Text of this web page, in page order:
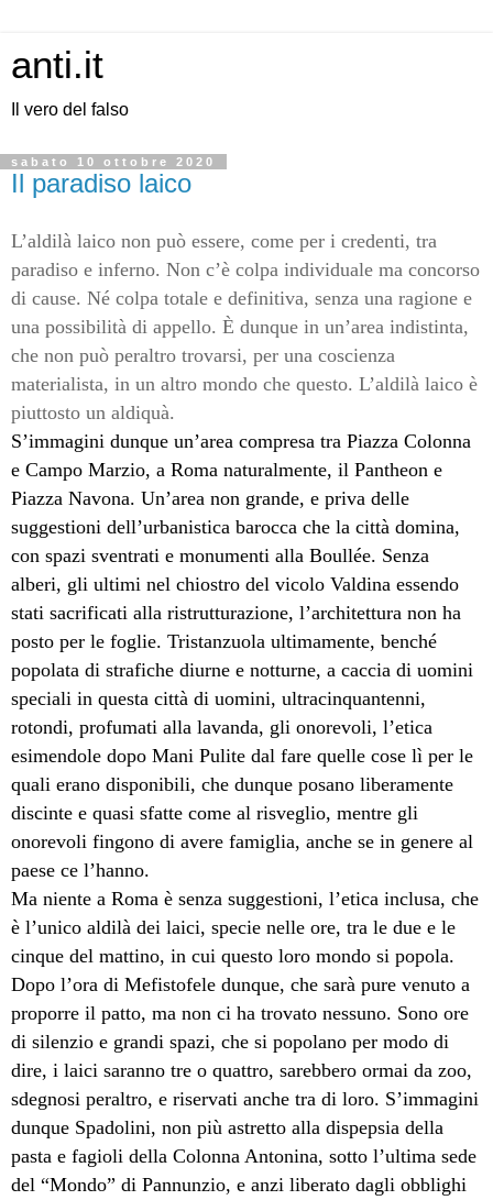
anti.it
Il vero del falso
sabato 10 ottobre 2020
Il paradiso laico
L’aldilà laico non può essere, come per i credenti, tra
paradiso e inferno. Non c’è colpa individuale ma concorso
di cause. Né colpa totale e definitiva, senza una ragione e
una possibilità di appello. È dunque in un’area indistinta,
che non può peraltro trovarsi, per una coscienza
materialista, in un altro mondo che questo. L’aldilà laico è
piuttosto un aldiquà.
S’immagini dunque un’area compresa tra Piazza Colonna
e Campo Marzio, a Roma naturalmente, il Pantheon e
Piazza Navona. Un’area non grande, e priva delle
suggestioni dell’urbanistica barocca che la città domina,
con spazi sventrati e monumenti alla Boullée. Senza
alberi, gli ultimi nel chiostro del vicolo Valdina essendo
stati sacrificati alla ristrutturazione, l’architettura non ha
posto per le foglie. Tristanzuola ultimamente, benché
popolata di strafiche diurne e notturne, a caccia di uomini
speciali in questa città di uomini, ultracinquantenni,
rotondi, profumati alla lavanda, gli onorevoli, l’etica
esimendole dopo Mani Pulite dal fare quelle cose lì per le
quali erano disponibili, che dunque posano liberamente
discinte e quasi sfatte come al risveglio, mentre gli
onorevoli fingono di avere famiglia, anche se in genere al
paese ce l’hanno.
Ma niente a Roma è senza suggestioni, l’etica inclusa, che
è l’unico aldilà dei laici, specie nelle ore, tra le due e le
cinque del mattino, in cui questo loro mondo si popola.
Dopo l’ora di Mefistofele dunque, che sarà pure venuto a
proporre il patto, ma non ci ha trovato nessuno. Sono ore
di silenzio e grandi spazi, che si popolano per modo di
dire, i laici saranno tre o quattro, sarebbero ormai da zoo,
sdegnosi peraltro, e riservati anche tra di loro. S’immagini
dunque Spadolini, non più astretto alla dispepsia della
pasta e fagioli della Colonna Antonina, sotto l’ultima sede
del “Mondo” di Pannunzio, e anzi liberato dagli obblighi